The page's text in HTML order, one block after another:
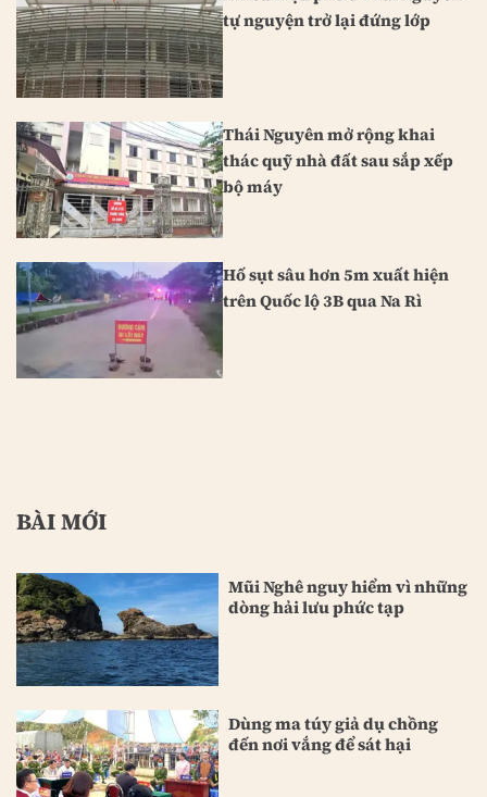
tự nguyện trở lại đứng lớp
Thái Nguyên mở rộng khai
thác quỹ nhà đất sau sắp xếp
bộ máy
Hố sụt sâu hơn 5m xuất hiện
trên Quốc lộ 3B qua Na Rì
BÀI MỚI
Mũi Nghê nguy hiểm vì những
dòng hải lưu phức tạp
Dùng ma túy giả dụ chồng
đến nơi vắng để sát hại